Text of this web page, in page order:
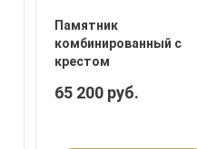
Памятник
комбинированный с
крестом
65 200 руб.